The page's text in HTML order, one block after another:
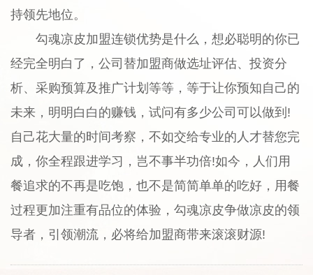
持领先地位。
勾魂凉皮加盟连锁优势是什么，想必聪明的你已
经完全明白了，公司替加盟商做选址评估、投资分
析、采购预算及推广计划等等，等于让你预知自己的
未来，明明白白的赚钱，试问有多少公司可以做到!
自己花大量的时间考察，不如交给专业的人才替您完
成，你全程跟进学习，岂不事半功倍!如今，人们用
餐追求的不再是吃饱，也不是简简单单的吃好，用餐
过程更加注重有品位的体验，勾魂凉皮争做凉皮的领
导者，引领潮流，必将给加盟商带来滚滚财源!